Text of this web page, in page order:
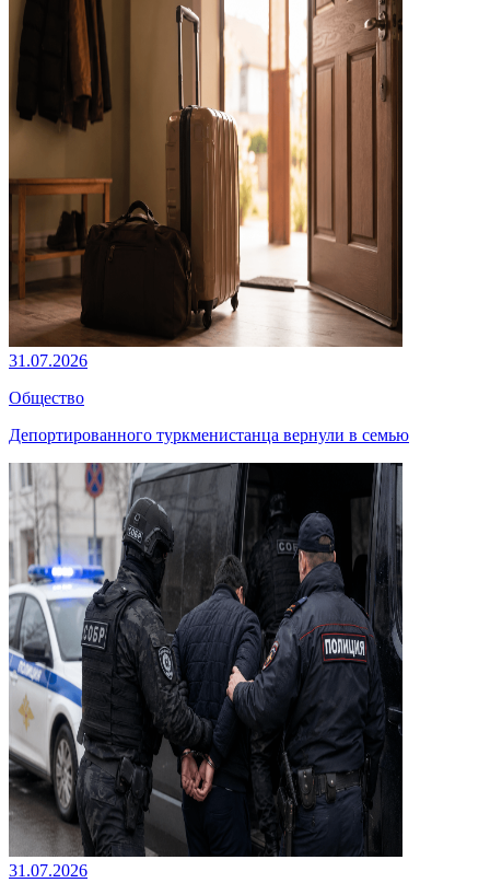
31.07.2026
Общество
Депортированного туркменистанца вернули в семью
31.07.2026